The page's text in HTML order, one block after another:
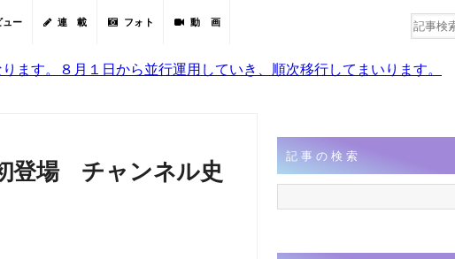
ュー 連 載 フォト 動 画
音楽
ます。８月１日から並行運用していき、順次移行してまいります。
登場 チャンネル史
記事の検索